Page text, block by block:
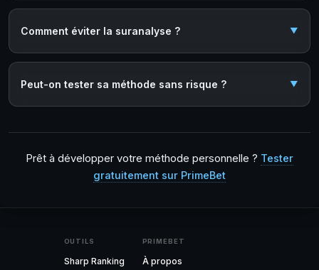
Comment éviter la suranalyse ?
Peut-on tester sa méthode sans risque ?
Prêt à développer votre méthode personnelle ? Tester
gratuitement sur PrimeBet
OUTILS
Sharp Ranking
PRIMEBET
À propos